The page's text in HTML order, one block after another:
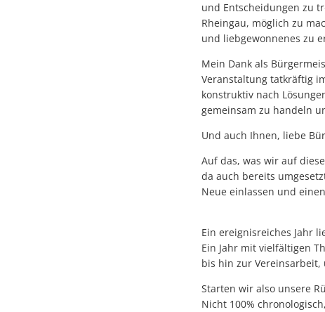
und Entscheidungen zu
Rheingau, möglich zu
und liebgewonnenes zu
Mein Dank als
Veranstaltung tatkräftig
konstruktiv nach
gemeinsam zu handeln
Und auch Ihnen, liebe
Auf das, was wir auf
da auch bereits
Neue einlassen und
Ein ereignisreiches Jahr
Ein Jahr mit vielfältigen
bis hin zur
Starten wir also unsere
Nicht 100%